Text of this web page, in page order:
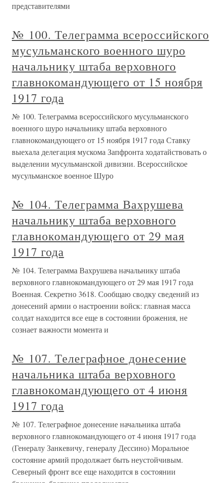
представителями
№ 100. Телеграмма всероссийского
мусульманского военного шуро
начальнику штаба верховного
главнокомандующего от 15 ноября
1917 года
№ 100. Телеграмма всероссийского мусульманского
военного шуро начальнику штаба верховного
главнокомандующего от 15 ноября 1917 года Ставку
выехала делегация мускома Запфронта ходатайствовать о
выделении мусульманской дивизии. Всероссийское
мусульманское военное Шуро
№ 104. Телеграмма Вахрушева
начальнику штаба верховного
главнокомандующего от 29 мая
1917 года
№ 104. Телеграмма Вахрушева начальнику штаба
верховного главнокомандующего от 29 мая 1917 года
Военная. Секретно 3618. Сообщаю сводку сведений из
донесений армии о настроении войск: главная масса
солдат находится все еще в состоянии брожения, не
сознает важности момента и
№ 107. Телеграфное донесение
начальника штаба верховного
главнокомандующего от 4 июня
1917 года
№ 107. Телеграфное донесение начальника штаба
верховного главнокомандующего от 4 июня 1917 года
(Генералу Занкевичу, генералу Дессино) Моральное
состояние армий продолжает быть неустойчивым.
Северный фронт все еще находится в состоянии